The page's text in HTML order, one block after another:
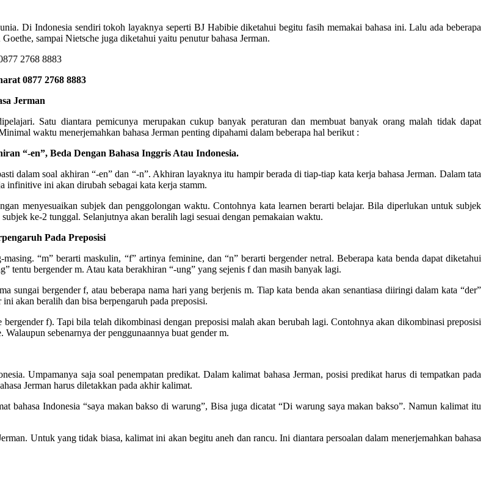
Di Indonesia sendiri tokoh layaknya seperti BJ Habibie diketahui begitu fasih memakai bahasa ini. Lalu ada beberapa
sampai Nietsche juga diketahui yaitu penutur bahasa Jerman.
0877 2768 8883
Jerman
Satu diantara pemicunya merupakan cukup banyak peraturan dan membuat banyak orang malah tidak dapat
waktu menerjemahkan bahasa Jerman penting dipahami dalam beberapa hal berikut :
“-en”, Beda Dengan Bahasa Inggris Atau Indonesia.
dalam soal akhiran “-en” dan “-n”. Akhiran layaknya itu hampir berada di tiap-tiap kata kerja bahasa Jerman. Dalam tata
infinitive ini akan dirubah sebagai kata kerja stamm.
menyesuaikan subjek dan penggolongan waktu. Contohnya kata learnen berarti belajar. Bila diperlukan untuk subjek
ke-2 tunggal. Selanjutnya akan beralih lagi sesuai dengan pemakaian waktu.
Pada Preposisi
“m” berarti maskulin, “f” artinya feminine, dan “n” berarti bergender netral. Beberapa kata benda dapat diketahui
tentu bergender m. Atau kata berakhiran “-ung” yang sejenis f dan masih banyak lagi.
sungai bergender f, atau beberapa nama hari yang berjenis m. Tiap kata benda akan senantiasa diiringi dalam kata “der”
akan beralih dan bisa berpengaruh pada preposisi.
f). Tapi bila telah dikombinasi dengan preposisi malah akan berubah lagi. Contohnya akan dikombinasi preposisi
sebenarnya der penggunaannya buat gender m.
Umpamanya saja soal penempatan predikat. Dalam kalimat bahasa Jerman, posisi predikat harus di tempatkan pada
Jerman harus diletakkan pada akhir kalimat.
bahasa Indonesia “saya makan bakso di warung”, Bisa juga dicatat “Di warung saya makan bakso”. Namun kalimat itu
Untuk yang tidak biasa, kalimat ini akan begitu aneh dan rancu. Ini diantara persoalan dalam menerjemahkan bahasa